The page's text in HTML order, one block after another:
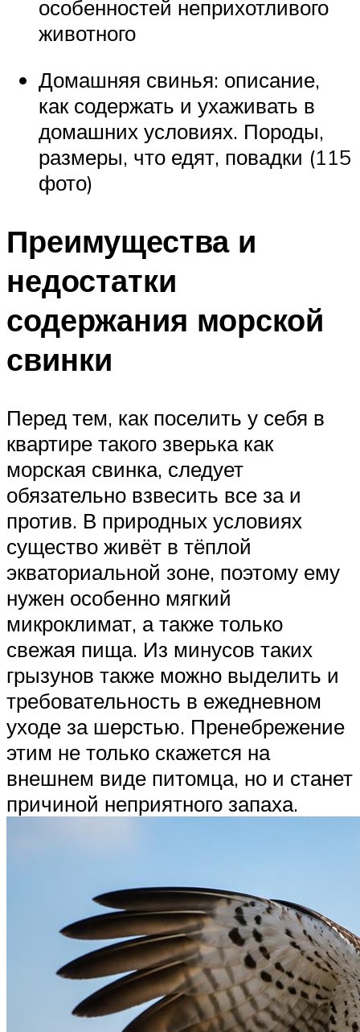
особенностей неприхотливого
животного
Домашняя свинья: описание,
как содержать и ухаживать в
домашних условиях. Породы,
размеры, что едят, повадки (115
фото)
Преимущества и
недостатки
содержания морской
свинки
Перед тем, как поселить у себя в
квартире такого зверька как
морская свинка, следует
обязательно взвесить все за и
против. В природных условиях
существо живёт в тёплой
экваториальной зоне, поэтому ему
нужен особенно мягкий
микроклимат, а также только
свежая пища. Из минусов таких
грызунов также можно выделить и
требовательность в ежедневном
уходе за шерстью. Пренебрежение
этим не только скажется на
внешнем виде питомца, но и станет
причиной неприятного запаха.